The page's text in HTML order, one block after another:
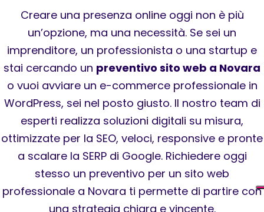
Creare una presenza online oggi non è più
un’opzione, ma una necessità. Se sei un
imprenditore, un professionista o una startup e
stai cercando un preventivo sito web a Novara
o vuoi avviare un e-commerce professionale in
WordPress, sei nel posto giusto. Il nostro team di
esperti realizza soluzioni digitali su misura,
ottimizzate per la SEO, veloci, responsive e pronte
a scalare la SERP di Google. Richiedere oggi
stesso un preventivo per un sito web
professionale a Novara ti permette di partire con
una strategia chiara e vincente.